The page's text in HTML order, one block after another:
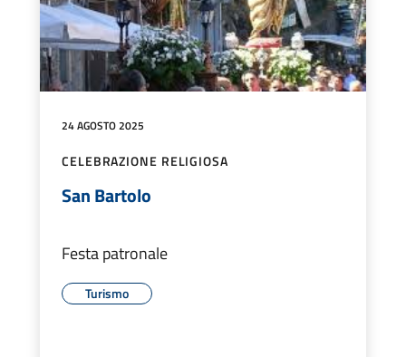
24 AGOSTO 2025
CELEBRAZIONE RELIGIOSA
San Bartolo
Festa patronale
Turismo